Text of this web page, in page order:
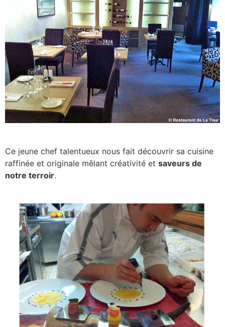
Ce jeune chef talentueux nous fait découvrir sa cuisine
raffinée et originale mêlant créativité et saveurs de
notre terroir.